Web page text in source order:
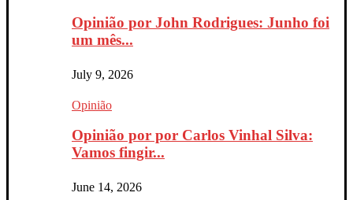
Opinião por John Rodrigues: Junho foi
um mês...
July 9, 2026
Opinião
Opinião por por Carlos Vinhal Silva:
Vamos fingir...
June 14, 2026